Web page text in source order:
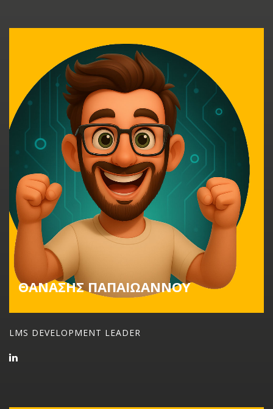
ΘΑΝΑΣΗΣ ΠΑΠΑΙΩΑΝΝΟΥ
LMS DEVELOPMENT LEADER